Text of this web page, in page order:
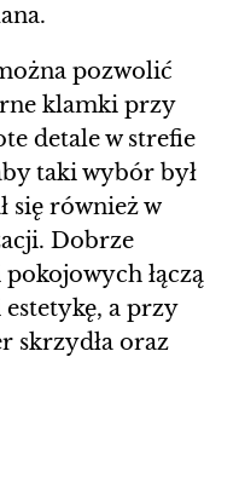
pozwolić
klamki przy
detale w strefie
taki wybór był
się również w
Dobrze
łączą
a przy
skrzydła oraz